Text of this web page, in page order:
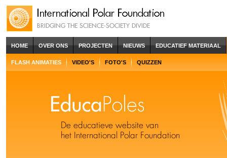
HOME OVER ONS PROJECTEN NIEUWS EDUCATIEF MATERIAAL
FLASH ANIMATIES VIDEO'S FOTO'S QUIZZEN